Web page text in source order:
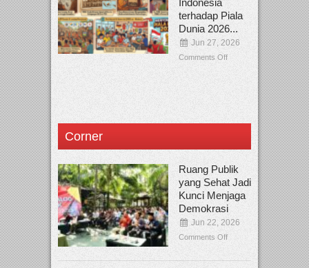
Indonesia
terhadap Piala
Dunia 2026...
Jun 27, 2026
Comments Off
Corner
Ruang Publik
yang Sehat Jadi
Kunci Menjaga
Demokrasi
Jun 22, 2026
Comments Off